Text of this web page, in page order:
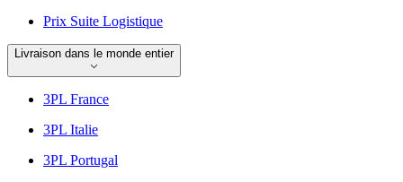
Prix Suite Logistique
Livraison dans le monde entier
3PL France
3PL Italie
3PL Portugal